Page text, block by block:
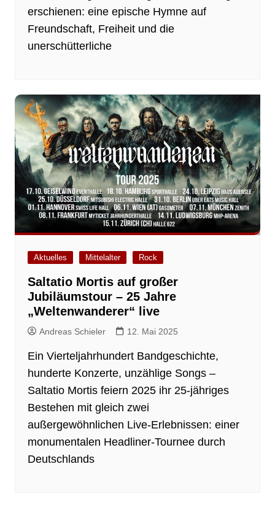
erschienen: eine epische Hymne auf
Freundschaft, Freiheit und die
unerschütterliche
Aktuelles Mittelalter Rock
Saltatio Mortis auf großer
Jubiläumstour – 25 Jahre
„Weltenwanderer“ live
Andreas Schieler 12. Mai 2025
Ein Vierteljahrhundert Bandgeschichte,
hunderte Konzerte, unzählige Songs –
Saltatio Mortis feiern 2025 ihr 25-jähriges
Bestehen mit gleich zwei
außergewöhnlichen Live-Erlebnissen: einer
monumentalen Headliner-Tournee durch
Deutschlands